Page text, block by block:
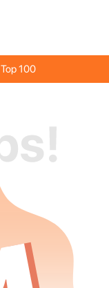
Top 100